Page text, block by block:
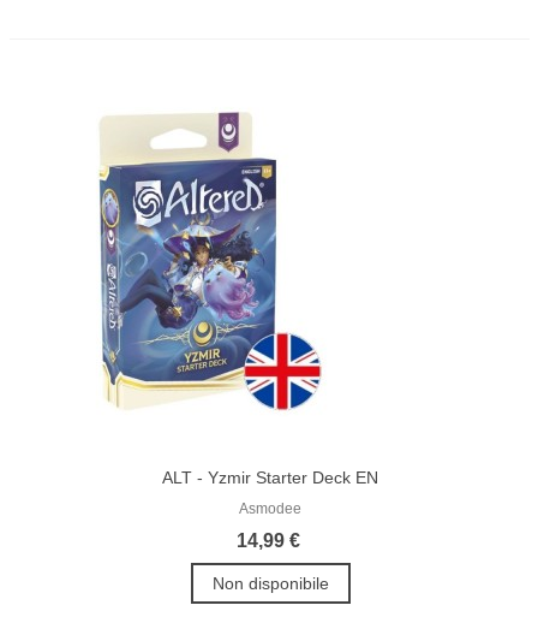
ALT - Yzmir Starter Deck EN
Asmodee
14,99 €
Non disponibile